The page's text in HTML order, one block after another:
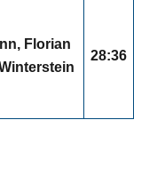
Florian
28:36